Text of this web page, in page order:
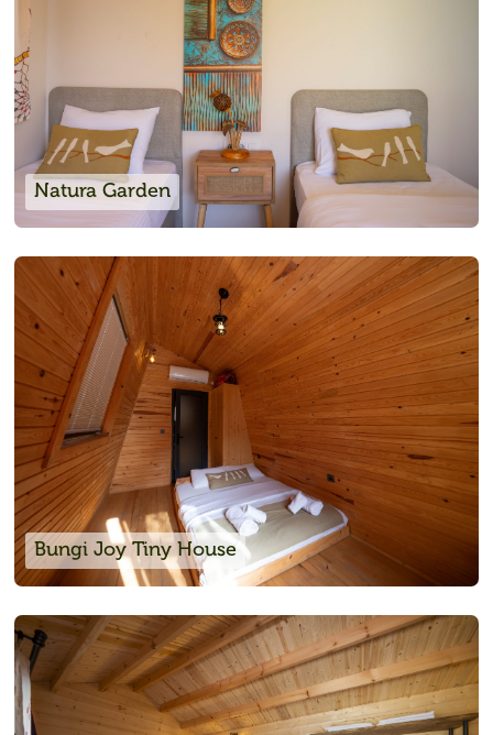
Natura Garden
Bungi Joy Tiny House